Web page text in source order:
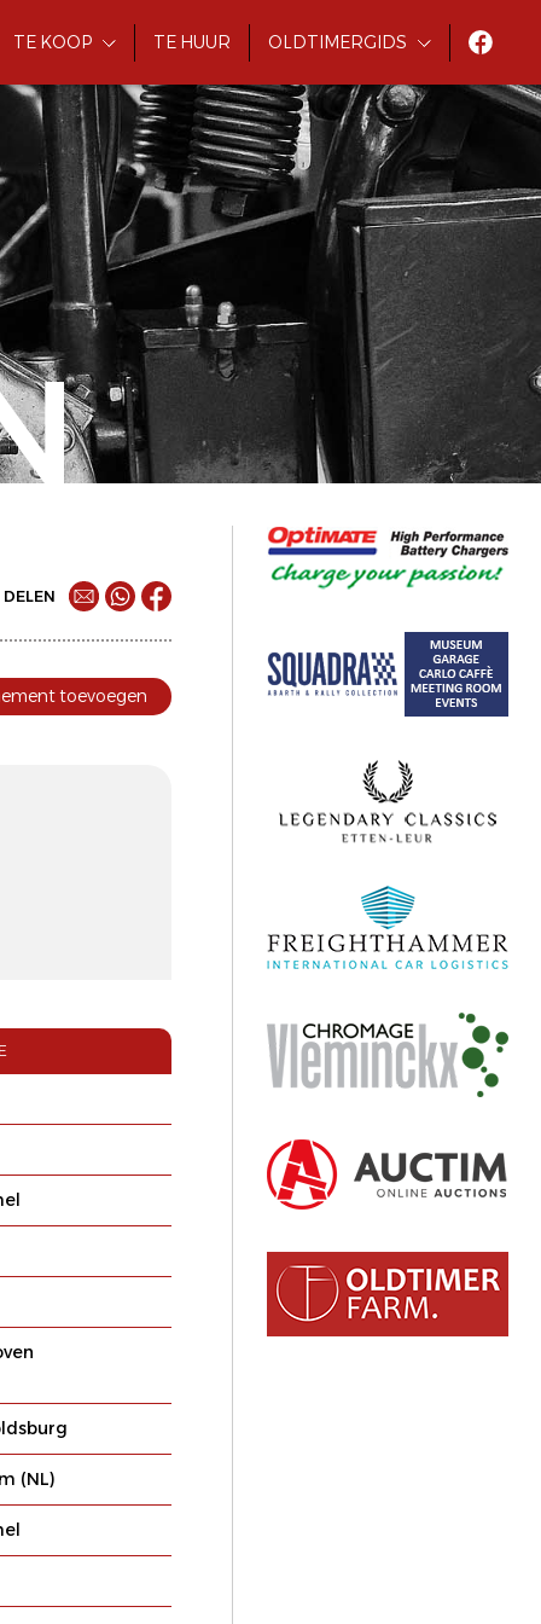
TE KOOP TE HUUR OLDTIMERGIDS
DELEN
toevoegen
(NL)